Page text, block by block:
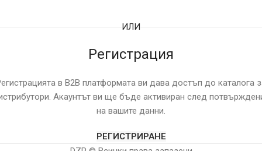
ИЛИ
Регистрация
в B2B платформата ви дава достъп до каталога
Акаунтът ви ще бъде активиран след
на вашите данни.
РЕГИСТРИРАНЕ